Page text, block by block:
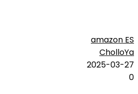
amazon ES
CholloYa
2025-03-27
0